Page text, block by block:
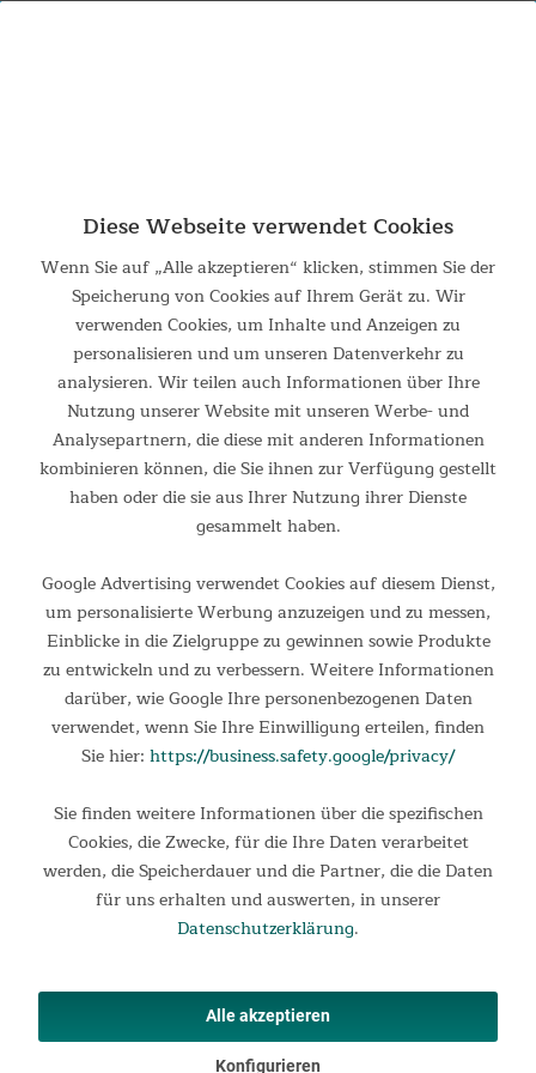
Leider wurden zu Ihrer Suchanfrage keine Artikel
gefunden
Informationen
Rechtliches
Ihre Vorteile
Produkte
Zahlungsarten Versandmethoden
Diese Webseite verwendet Cookies
Wenn Sie auf „Alle akzeptieren“ klicken, stimmen Sie der
Speicherung von Cookies auf Ihrem Gerät zu. Wir
verwenden Cookies, um Inhalte und Anzeigen zu
personalisieren und um unseren Datenverkehr zu
analysieren. Wir teilen auch Informationen über Ihre
Nutzung unserer Website mit unseren Werbe- und
Analysepartnern, die diese mit anderen Informationen
kombinieren können, die Sie ihnen zur Verfügung gestellt
haben oder die sie aus Ihrer Nutzung ihrer Dienste
gesammelt haben.
Google Advertising verwendet Cookies auf diesem Dienst,
um personalisierte Werbung anzuzeigen und zu messen,
Einblicke in die Zielgruppe zu gewinnen sowie Produkte
zu entwickeln und zu verbessern. Weitere Informationen
darüber, wie Google Ihre personenbezogenen Daten
verwendet, wenn Sie Ihre Einwilligung erteilen, finden
Sie hier: https://business.safety.google/privacy/
Sie finden weitere Informationen über die spezifischen
Cookies, die Zwecke, für die Ihre Daten verarbeitet
werden, die Speicherdauer und die Partner, die die Daten
für uns erhalten und auswerten, in unserer
Datenschutzerklärung.
Alle akzeptieren
Konfigurieren